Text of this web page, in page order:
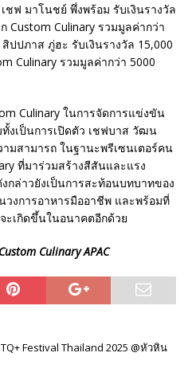
ฟ มาโนชย์ พึ่งพร้อม รับเงินรางวัล
Culinary รวมมูลค่ากว่า
ปปภาส ภู่ฮะ รับเงินรางวัล 15,000
Culinary รวมมูลค่ากว่า 5000
Culinary ในการจัดการแข่งขัน
งเป็นการเปิดตัว เชฟบาส วัฒน
มสามารถ ในฐานะพรีเซนเตอร์คน
ที่มาร่วมสร้างสีสันและแรง
กล่าวยังเป็นการสะท้อนบทบาทของ
วงการอาหารมืออาชีพ และพร้อมที่
ะเกิดขึ้นในอนาคตอีกด้วย
Culinary APAC
Festival Thailand 2025 @หัวหิน